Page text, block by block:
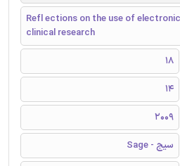
Refl ections on the use of
clinical research
18
14
2009
سیج - Sage